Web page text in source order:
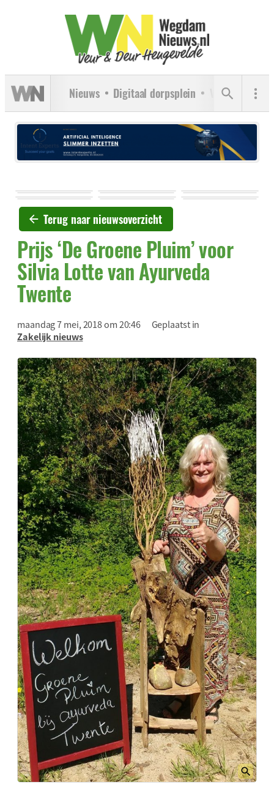
Nieuws Digitaal dorpsplein Verenigingen
Terug naar nieuwsoverzicht
Prijs ‘De Groene Pluim’ voor
Silvia Lotte van Ayurveda
Twente
maandag 7 mei, 2018 om 20:46
Geplaatst in
Zakelijk nieuws